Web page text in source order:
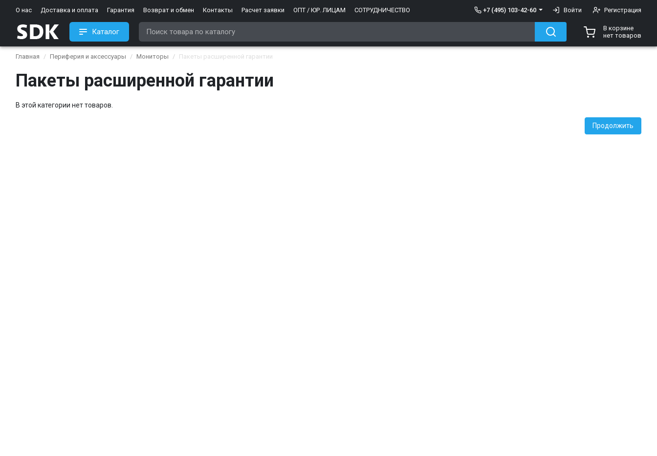
О нас Доставка и оплата Гарантия Возврат и обмен Контакты Расчет заявки ОПТ / ЮР. ЛИЦАМ СОТРУДНИЧЕСТВО +7 (495) 103-42-60 Войти Регистрация
Каталог
В корзине
нет товаров
Главная Периферия и аксессуары Мониторы Пакеты расширенной гарантии
Пакеты расширенной гарантии
В этой категории нет товаров.
Продолжить